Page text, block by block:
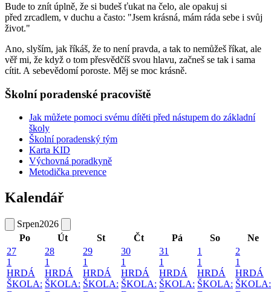
Bude to znít úplně, že si budeš ťukat na čelo, ale opakuj si
před zrcadlem, v duchu a často: "Jsem krásná, mám ráda sebe i svůj
život."
Ano, slyším, jak říkáš, že to není pravda, a tak to nemůžeš říkat, ale
věř mi, že když o tom přesvědčíš svou hlavu, začneš se tak i sama
cítit. A sebevědomí poroste. Měj se moc krásně.
Školní poradenské pracoviště
Jak můžete pomoci svému dítěti před nástupem do základní
školy
Školní poradenský tým
Karta KID
Výchovná poradkyně
Metodička prevence
Kalendář
Srpen2026
Po
Út St Čt Pá So
Ne
27
1
HRDÁ
ŠKOLA:
28
1
HRDÁ
ŠKOLA:
29
1
HRDÁ
ŠKOLA:
30
1
HRDÁ
ŠKOLA:
31
1
HRDÁ
ŠKOLA:
1
1
HRDÁ
ŠKOLA:
2
1
HRDÁ
ŠKOLA: